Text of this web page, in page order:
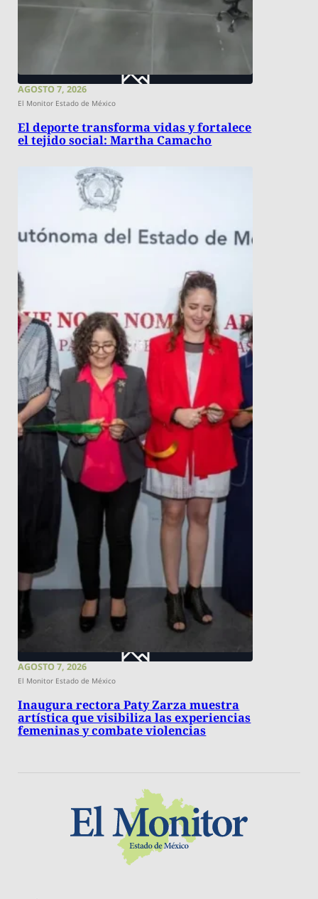
AGOSTO 7, 2026
El Monitor Estado de México
El deporte transforma vidas y fortalece
el tejido social: Martha Camacho
AGOSTO 7, 2026
El Monitor Estado de México
Inaugura rectora Paty Zarza muestra
artística que visibiliza las experiencias
femeninas y combate violencias